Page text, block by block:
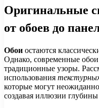
Оригинальные
от обоев до
Обои остаются
Однако, современные
традиционные узоры.
использования
которые могут
создавая иллюзии глубины